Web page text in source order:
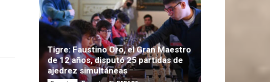
Tigre: Faustino Oro, el Gran Maestro
de 12 años, disputó 25 partidas de
ajedrez simultáneas